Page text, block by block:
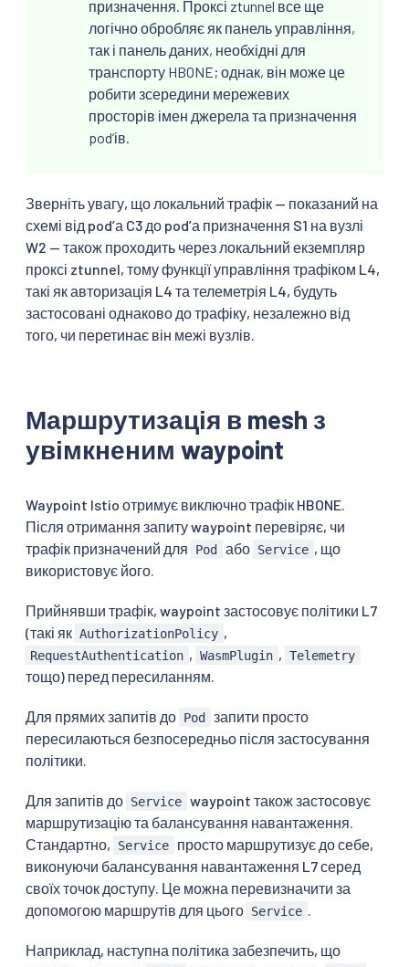
призначення. Проксі ztunnel все ще
логічно обробляє як панель управління,
так і панель даних, необхідні для
транспорту HBONE; однак, він може це
робити зсередини мережевих
просторів імен джерела та призначення
podʼів.
Зверніть увагу, що локальний трафік — показаний на
схемі від podʼа C3 до podʼа призначення S1 на вузлі
W2 — також проходить через локальний екземпляр
проксі ztunnel, тому функції управління трафіком L4,
такі як авторизація L4 та телеметрія L4, будуть
застосовані однаково до трафіку, незалежно від
того, чи перетинає він межі вузлів.
Маршрутизація в mesh з
увімкненим waypoint
Waypoint Istio отримує виключно трафік HBONE.
Після отримання запиту waypoint перевіряє, чи
трафік призначений для
Pod або Service , що
використовує його.
Прийнявши трафік, waypoint застосовує політики L7
(такі як AuthorizationPolicy ,
RequestAuthentication , WasmPlugin , Telemetry
тощо) перед пересиланням.
Для прямих запитів до Pod запити просто
пересилаються безпосередньо після застосування
політики.
Для запитів до Service waypoint також застосовує
маршрутизацію та балансування навантаження.
Стандартно,
Service
просто маршрутизує до себе,
виконуючи балансування навантаження L7 серед
своїх точок доступу. Це можна перевизначити за
допомогою маршрутів для цього Service
Наприклад, наступна політика забезпечить, що